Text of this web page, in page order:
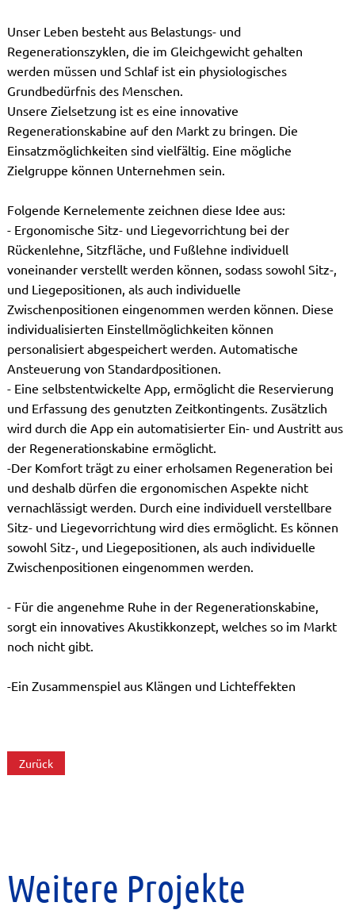
Unser Leben besteht aus Belastungs- und
Regenerationszyklen, die im Gleichgewicht gehalten
werden müssen und Schlaf ist ein physiologisches
Grundbedürfnis des Menschen.
Unsere Zielsetzung ist es eine innovative
Regenerationskabine auf den Markt zu bringen. Die
Einsatzmöglichkeiten sind vielfältig. Eine mögliche
Zielgruppe können Unternehmen sein.
Folgende Kernelemente zeichnen diese Idee aus:
- Ergonomische Sitz- und Liegevorrichtung bei der
Rückenlehne, Sitzfläche, und Fußlehne individuell
voneinander verstellt werden können, sodass sowohl Sitz-,
und Liegepositionen, als auch individuelle
Zwischenpositionen eingenommen werden können. Diese
individualisierten Einstellmöglichkeiten können
personalisiert abgespeichert werden. Automatische
Ansteuerung von Standardpositionen.
- Eine selbstentwickelte App, ermöglicht die Reservierung
und Erfassung des genutzten Zeitkontingents. Zusätzlich
wird durch die App ein automatisierter Ein- und Austritt aus
der Regenerationskabine ermöglicht.
-Der Komfort trägt zu einer erholsamen Regeneration bei
und deshalb dürfen die ergonomischen Aspekte nicht
vernachlässigt werden. Durch eine individuell verstellbare
Sitz- und Liegevorrichtung wird dies ermöglicht. Es können
sowohl Sitz-, und Liegepositionen, als auch individuelle
Zwischenpositionen eingenommen werden.
- Für die angenehme Ruhe in der Regenerationskabine,
sorgt ein innovatives Akustikkonzept, welches so im Markt
noch nicht gibt.
-Ein Zusammenspiel aus Klängen und Lichteffekten
Zurück
Weitere Projekte